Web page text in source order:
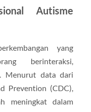
Autisme
yang
berinteraksi,
Menurut data dari
Prevention (CDC),
meningkat dalam